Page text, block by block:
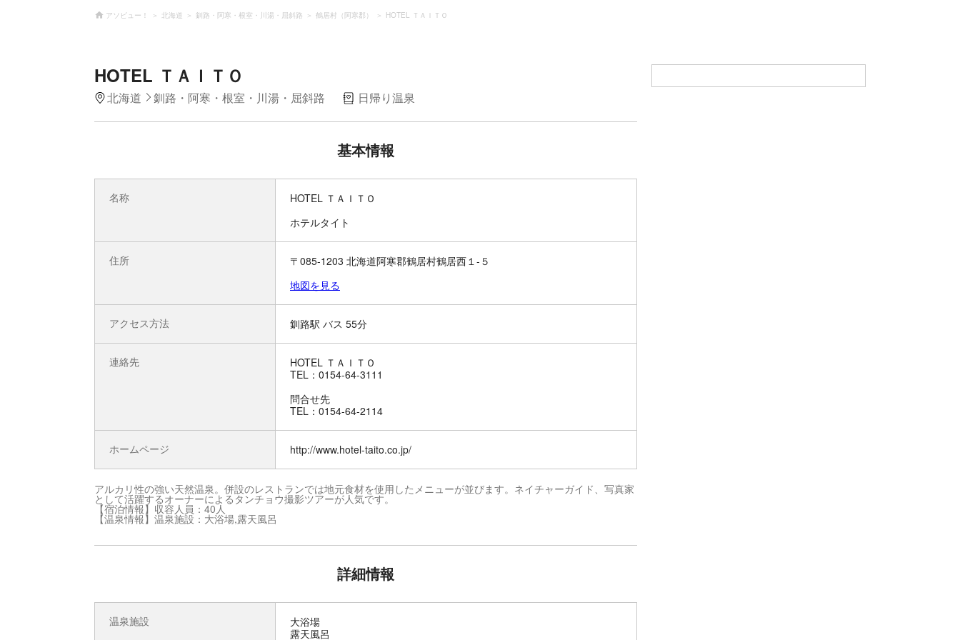
アソビュー！ 北海道 釧路・阿寒・根室・川湯・屈斜路 鶴居村（阿寒郡） HOTEL ＴＡＩＴＯ
HOTEL ＴＡＩＴＯ
北海道 釧路・阿寒・根室・川湯・屈斜路 日帰り温泉
基本情報
名称
HOTEL ＴＡＩＴＯ
ホテルタイト
住所
〒085-1203 北海道阿寒郡鶴居村鶴居西１-５
地図を見る
アクセス方法 釧路駅 バス 55分
連絡先
HOTEL ＴＡＩＴＯ
TEL：0154-64-3111
問合せ先
TEL：0154-64-2114
ホームページ http://www.hotel-taito.co.jp/
アルカリ性の強い天然温泉。併設のレストランでは地元食材を使用したメニューが並びます。ネイチャーガイド、写真家
として活躍するオーナーによるタンチョウ撮影ツアーが人気です。
【宿泊情報】収容人員：40人
【温泉情報】温泉施設：大浴場,露天風呂
詳細情報
温泉施設
大浴場
露天風呂